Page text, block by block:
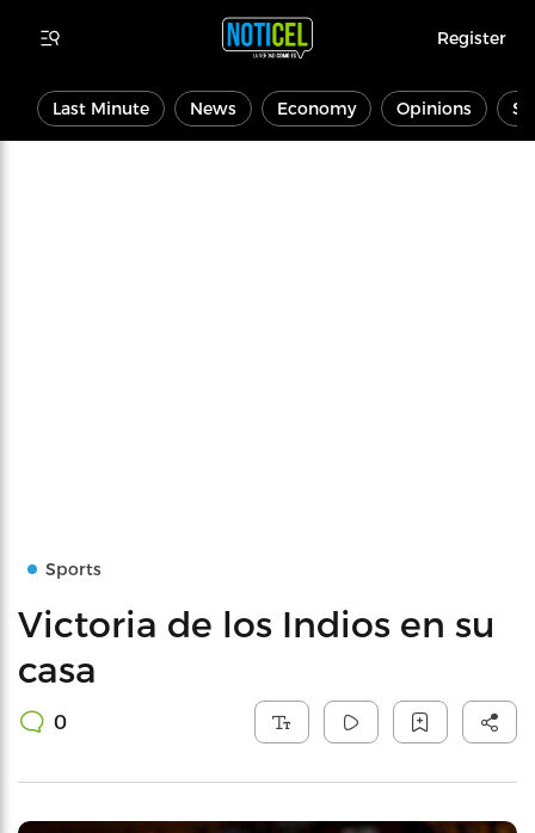
Register
Last Minute News Economy Opinions
Sports
Victoria de los Indios en su
casa
0